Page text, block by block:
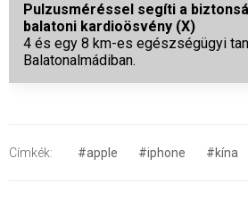
Pulzusméréssel segíti a
balatoni kardioösvény (X)
4 és egy 8 km-es egészségügyi
Balatonalmádiban.
Címkék: #apple #iphone #kína